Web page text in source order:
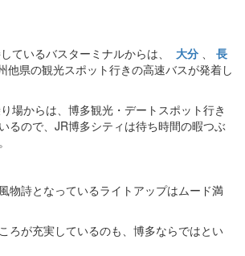
ているバスターミナルからは、 大分 、 長
他県の観光スポット行きの高速バスが発着し
場からは、博多観光・デートスポット行き
るので、JR博多シティは待ち時間の暇つぶ
物詩となっているライトアップはムード満
ろが充実しているのも、博多ならではとい